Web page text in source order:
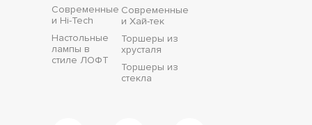
Современные
и Hi-Tech
Настольные
лампы в
стиле ЛОФТ
Современные
и Хай-тек
Торшеры из
хрусталя
Торшеры из
стекла